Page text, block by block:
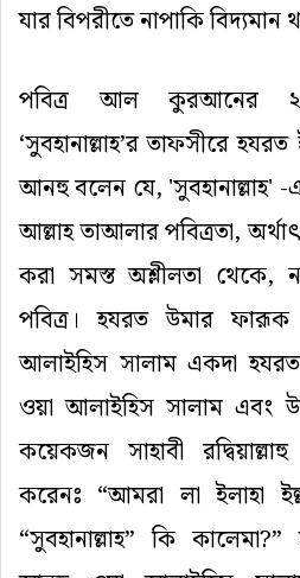
যার বিপরীতে নাপাকি
পবিত্র আল কুরআনের
‘সুবহানাল্লাহ’র তাফসীরে
আনহু বলেন যে, 'সুবহানাল্লাহ' -
আল্লাহ তাআলার পবিত্রতা,
করা সমস্ত অশ্লীলতা থেকে,
পবিত্র। হযরত উমার ফারূক
আলাইহিস সালাম একদা
ওয়া আলাইহিস সালাম এবং
কয়েকজন সাহাবী
করেনঃ “আমরা লা ইলাহা
“সুবহানাল্লাহ” কি